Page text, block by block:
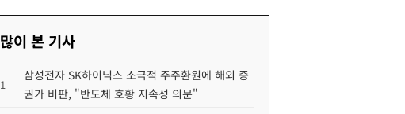
많이 본 기사
1
삼성전자 SK하이닉스 소극적 주주환원에 해외 증
권가 비판, "반도체 호황 지속성 의문"